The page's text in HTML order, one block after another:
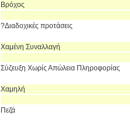
Βρόχος
?Διαδοχικές προτάσεις
Χαμένη Συναλλαγή
Σύζευξη Χωρίς Απώλεια Πληροφορίας
Χαμηλή
Πεζά